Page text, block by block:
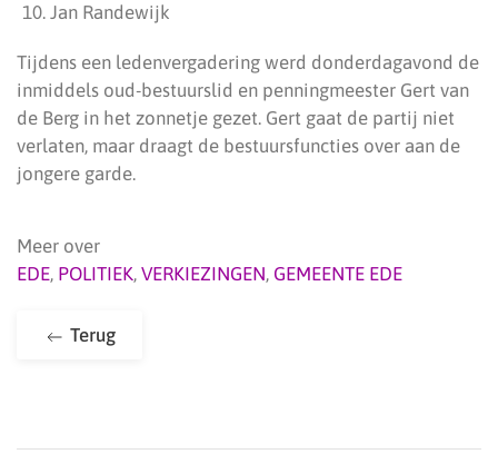
Jan Randewijk
Tijdens een ledenvergadering werd donderdagavond de
inmiddels oud-bestuurslid en penningmeester Gert van
de Berg in het zonnetje gezet. Gert gaat de partij niet
verlaten, maar draagt de bestuursfuncties over aan de
jongere garde.
Meer over
EDE, POLITIEK, VERKIEZINGEN, GEMEENTE EDE
Terug